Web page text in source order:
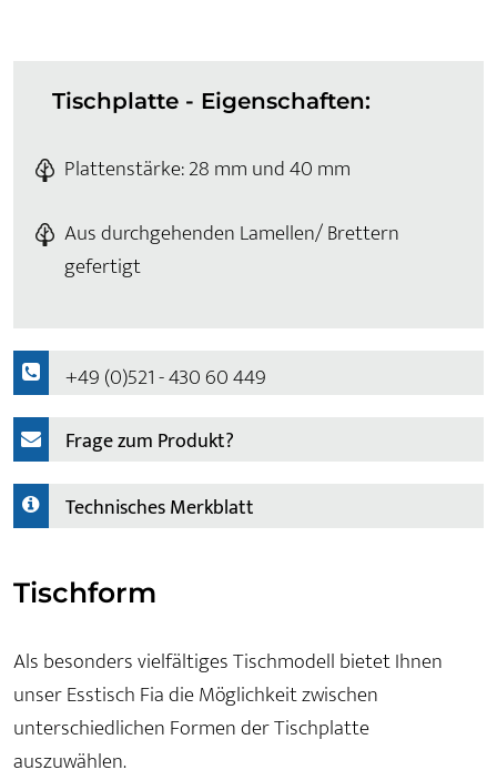
Tischplatte - Eigenschaften:
Plattenstärke: 28 mm und 40 mm
Aus durchgehenden Lamellen/ Brettern
gefertigt
+49 (0)521 - 430 60 449
Frage zum Produkt?
Technisches Merkblatt
Tischform
Als besonders vielfältiges Tischmodell bietet Ihnen
unser Esstisch Fia die Möglichkeit zwischen
unterschiedlichen Formen der Tischplatte
auszuwählen.